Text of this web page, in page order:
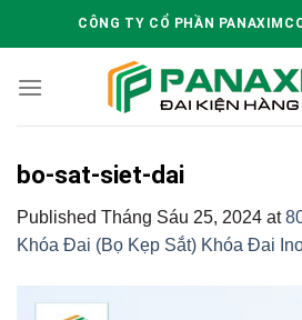
CÔNG TY CỔ PHẦN
bo-sat-siet-dai
Published Tháng Sáu 25, 2024 at
Khóa Đai (Bọ Kẹp Sắt) Khóa Đai